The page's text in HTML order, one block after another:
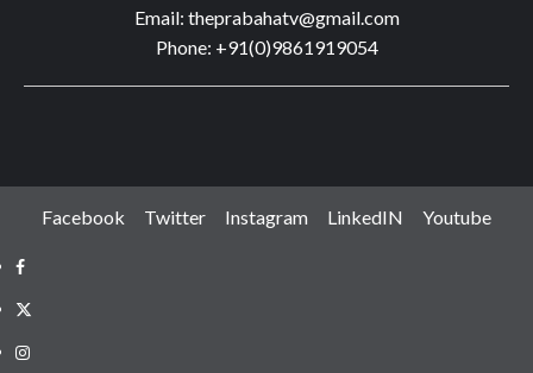
Email: theprabahatv@gmail.com
Phone: +91(0)9861919054
Facebook Twitter Instagram LinkedIN Youtube
Facebook
Twitter
Instagram